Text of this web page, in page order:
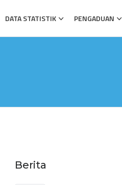
DATA STATISTIK PENGADUAN
Berita